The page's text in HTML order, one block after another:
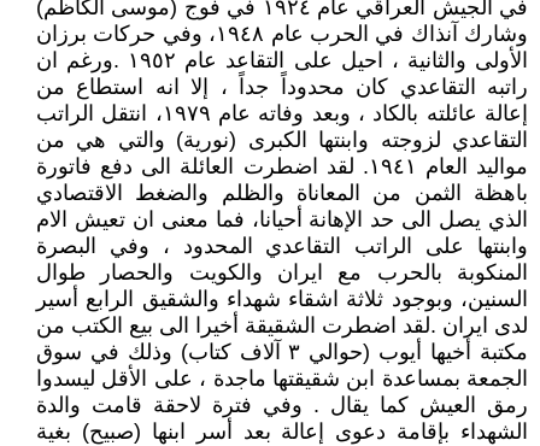
في الجيش العراقي عام ١٩٢٤ في فوج (موسى الكاظم)
وشارك آنذاك في الحرب عام ١٩٤٨، وفي حركات برزان
الأولى والثانية ، احيل على التقاعد عام ١٩٥٢ .ورغم ان
راتبه التقاعدي كان محدوداً جداً ، إلا انه استطاع من
إعالة عائلته بالكاد ، وبعد وفاته عام ١٩٧٩، انتقل الراتب
التقاعدي لزوجته وابنتها الكبرى (نورية) والتي هي من
مواليد العام ١٩٤١. لقد اضطرت العائلة الى دفع فاتورة
باهظة الثمن من المعاناة والظلم والضغط الاقتصادي
الذي يصل الى حد الإهانة أحيانا، فما معنى ان تعيش الام
وابنتها على الراتب التقاعدي المحدود ، وفي البصرة
المنكوبة بالحرب مع ايران والكويت والحصار طوال
السنين، وبوجود ثلاثة اشقاء شهداء والشقيق الرابع أسير
لدى ايران .لقد اضطرت الشقيقة أخيرا الى بيع الكتب من
مكتبة أخيها أيوب (حوالي ٣ آلاف كتاب) وذلك في سوق
الجمعة بمساعدة ابن شقيقتها ماجدة ، على الأقل ليسدوا
رمق العيش كما يقال . وفي فترة لاحقة قامت والدة
الشهداء بإقامة دعوى إعالة بعد أسر ابنها (صبيح) بغية